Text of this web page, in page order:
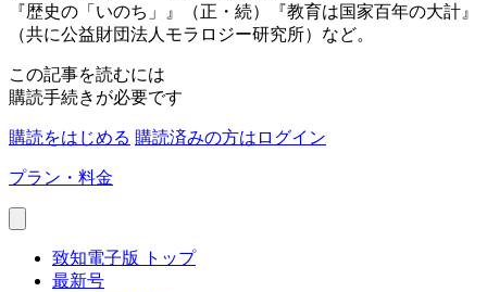
『歴史の「いのち」』（正・続）『教育は国家百年の大計』
（共に公益財団法人モラロジー研究所）など。
この記事を読むには
購読手続きが必要です
購読をはじめる 購読済みの方はログイン
プラン・料金
致知電子版 トップ
最新号